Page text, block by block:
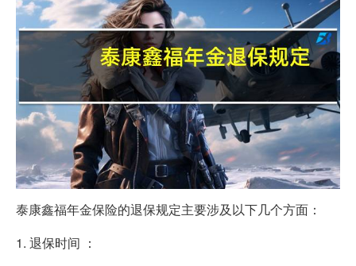
泰康鑫福年金保险的退保规定主要涉及以下几个方面：
1. 退保时间 ：